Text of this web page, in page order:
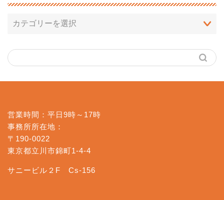
営業時間：平日9時～17時
事務所所在地：
〒190-0022
東京都立川市錦町1-4-4
サニービル２F Cs-156